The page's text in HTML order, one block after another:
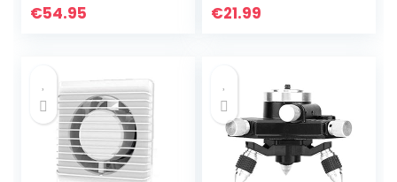
temperatuurweer
€54.95
stabiele klem –
de slaapkamer –
Zwart
€21.99